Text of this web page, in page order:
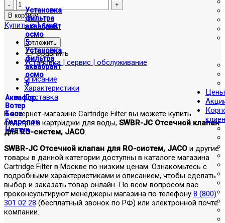
Установка
фильтра
аквабрайт
осмо
5
Установка
фильтра
аквабрайт
осмо
6
Аквафор
Вотер
Босс
Гидролок
Нептун
Цены
Купить в 1 клик
отложить
Сравнить
Установка | сервис | обслуживание
Описание
Характеристики
Доставка
В интернет-магазине Cartridge Filter вы можете купить
фильтры и картриджи для воды, SWBR-JC Отсечной клапан
для RO-систем, JACO.
SWBR-JC Отсечной клапан для RO-систем, JACO и другие
товары в данной категории доступны в каталоге магазина
Cartridge Filter в Москве по низким ценам. Ознакомьтесь с
подробными характеристиками и описанием, чтобы сделать
выбор и заказать товар онлайн. По всем вопросом вас
проконсультируют менеджеры магазина по телефону 8 (800)
301 02 28 (бесплатный звонок по РФ) или электронной почте
компании.